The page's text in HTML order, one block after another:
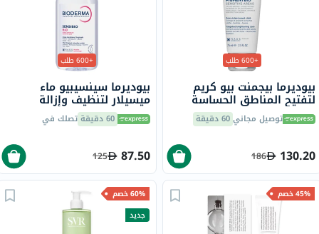
+600 طلب
بيوديرما بيجمنت بيو كريم
لتفتيح المناطق الحساسة
شديدة التصبغ 75 مل
توصيل مجاني60 دقيقة
130.20
186
+600 طلب
بيوديرما سينسيبيو ماء
ميسيلار لتنظيف وإزالة
المكياج 500 مل60 دقيقة تصلك في
87.50
125
45% خصم
60% خصم
جديد